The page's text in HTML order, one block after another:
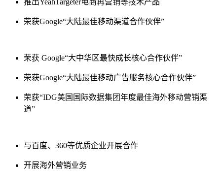
荣获Google“大陆最佳移动渠道合作伙伴”
荣获 Google“大中华区最快成长核心合作伙伴”
荣获Google“大陆最佳移动广告服务核心合作伙伴”
荣获“IDG美国国际数据集团年度最佳海外移动营销渠
道”
与百度、360等优质企业开展合作
开展海外营销业务